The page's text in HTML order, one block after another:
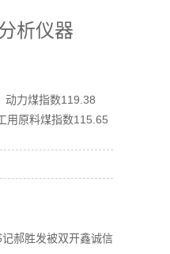
析仪器
动力煤指数119.38
用原料煤指数115.65
郝胜发被双开鑫诚信